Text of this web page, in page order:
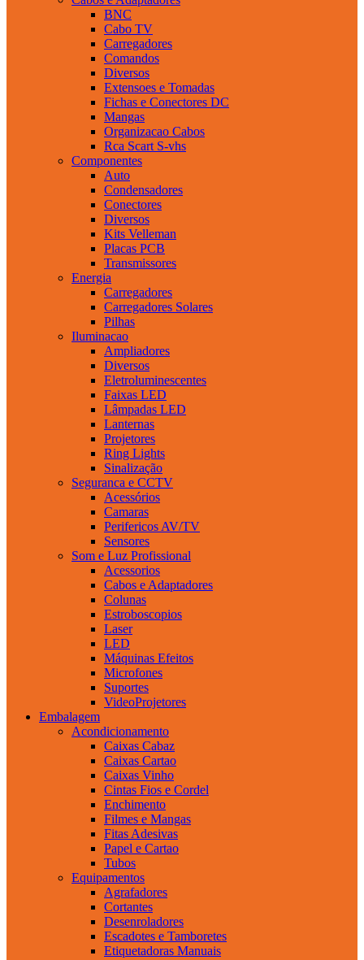
BNC
Cabo TV
Carregadores
Comandos
Diversos
Extensoes e Tomadas
Fichas e Conectores DC
Mangas
Organizacao Cabos
Rca Scart S-vhs
Componentes
Auto
Condensadores
Conectores
Diversos
Kits Velleman
Placas PCB
Transmissores
Energia
Carregadores
Carregadores Solares
Pilhas
Iluminacao
Ampliadores
Diversos
Eletroluminescentes
Faixas LED
Lâmpadas LED
Lanternas
Projetores
Ring Lights
Sinalização
Seguranca e CCTV
Acessórios
Camaras
Perifericos AV/TV
Sensores
Som e Luz Profissional
Acessorios
Cabos e Adaptadores
Colunas
Estroboscopios
Laser
LED
Máquinas Efeitos
Microfones
Suportes
VideoProjetores
Embalagem
Acondicionamento
Caixas Cabaz
Caixas Cartao
Caixas Vinho
Cintas Fios e Cordel
Enchimento
Filmes e Mangas
Fitas Adesivas
Papel e Cartao
Tubos
Equipamentos
Agrafadores
Cortantes
Desenroladores
Escadotes e Tamboretes
Etiquetadoras Manuais